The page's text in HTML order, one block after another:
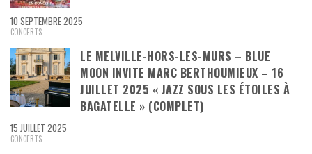
10 SEPTEMBRE 2025
CONCERTS
LE MELVILLE-HORS-LES-MURS – BLUE
MOON INVITE MARC BERTHOUMIEUX – 16
JUILLET 2025 « JAZZ SOUS LES ÉTOILES À
BAGATELLE » (COMPLET)
15 JUILLET 2025
CONCERTS